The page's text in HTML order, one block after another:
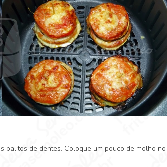
palitos de dentes. Coloque um pouco de molho no